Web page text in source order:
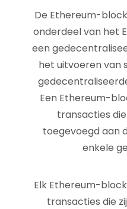
De Ethereum-
onderdeel van het
een
het uitvoeren van
Een Ethereum-
transacties
toegevoegd aan
enkele
Elk Ethereum-
transacties die